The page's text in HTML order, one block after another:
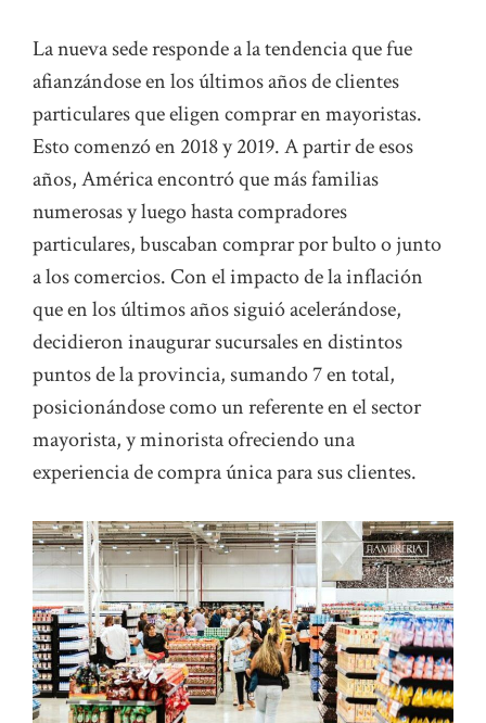
La nueva sede responde a la tendencia que fue
afianzándose en los últimos años de clientes
particulares que eligen comprar en mayoristas.
Esto comenzó en 2018 y 2019. A partir de esos
años, América encontró que más familias
numerosas y luego hasta compradores
particulares, buscaban comprar por bulto o junto
a los comercios. Con el impacto de la inflación
que en los últimos años siguió acelerándose,
decidieron inaugurar sucursales en distintos
puntos de la provincia, sumando 7 en total,
posicionándose como un referente en el sector
mayorista, y minorista ofreciendo una
experiencia de compra única para sus clientes.